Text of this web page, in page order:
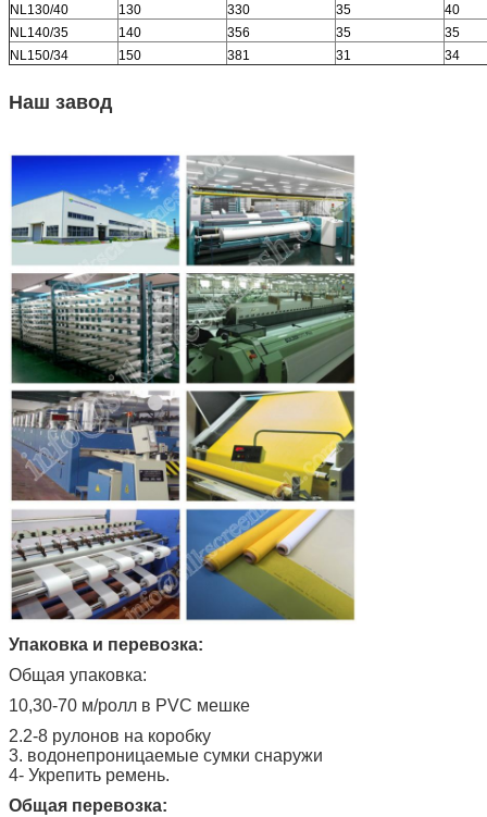
NL130/40
130 330 35
40
NL140/35
140 356 35
35
NL150/34
150 381 31 34
Наш завод
Упаковка и перевозка:
Общая упаковка:
10,30-70 м/ролл в PVC мешке
2.2-8 рулонов на коробку
3. водонепроницаемые сумки снаружи
4- Укрепить ремень.
Общая перевозка: